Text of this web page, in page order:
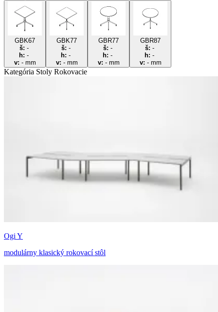
GBK67
š: -
h: -
v: -mm
GBK77
š: -
h: -
v: -mm
GBR77
š: -
h: -
v: -mm
GBR87
š: -
h: -
v: -mm
Kategória Stoly Rokovacie
Ogi Y
modulárny klasický rokovací stôl